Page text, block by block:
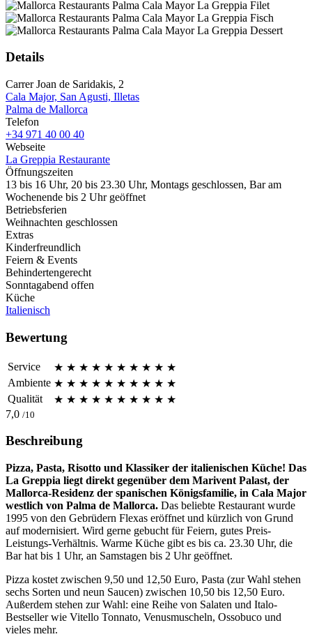
Details
Carrer Joan de Saridakis, 2
Cala Major, San Agusti, Illetas
Palma de Mallorca
Telefon
+34 971 40 00 40
Webseite
La Greppia Restaurante
Öffnungszeiten
13 bis 16 Uhr, 20 bis 23.30 Uhr, Montags geschlossen, Bar am
Wochenende bis 2 Uhr geöffnet
Betriebsferien
Weihnachten geschlossen
Extras
Kinderfreundlich
Feiern & Events
Behindertengerecht
Sonntagabend offen
Küche
Italienisch
Bewertung
Service ★ ★ ★ ★ ★ ★ ★ ★ ★ ★
Ambiente ★ ★ ★ ★ ★ ★ ★ ★ ★ ★
Qualität
★ ★ ★ ★ ★ ★ ★ ★ ★ ★
7,0 /10
Beschreibung
Pizza, Pasta, Risotto und Klassiker der italienischen Küche! Das
La Greppia liegt direkt gegenüber dem Marivent Palast, der
Mallorca-Residenz der spanischen Königsfamilie, in Cala Major
westlich von Palma de Mallorca. Das beliebte Restaurant wurde
1995 von den Gebrüdern Flexas eröffnet und kürzlich von Grund
auf modernisiert. Wird gerne gebucht für Feiern, gutes Preis-
Leistungs-Verhältnis. Warme Küche gibt es bis ca. 23.30 Uhr, die
Bar hat bis 1 Uhr, an Samstagen bis 2 Uhr geöffnet.
Pizza kostet zwischen 9,50 und 12,50 Euro, Pasta (zur Wahl stehen
sechs Sorten und neun Saucen) zwischen 10,50 bis 12,50 Euro.
Außerdem stehen zur Wahl: eine Reihe von Salaten und Italo-
Bestseller wie Vitello Tonnato, Venusmuscheln, Ossobuco und
vieles mehr.